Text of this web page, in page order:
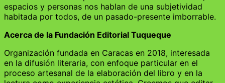
espacios y personas nos hablan de una subjetividad
habitada por todos, de un pasado-presente imborrable.
Acerca de la Fundación Editorial Tuqueque
Organización fundada en Caracas en 2018, interesada
en la difusión literaria, con enfoque particular en el
proceso artesanal de la elaboración del libro y en la